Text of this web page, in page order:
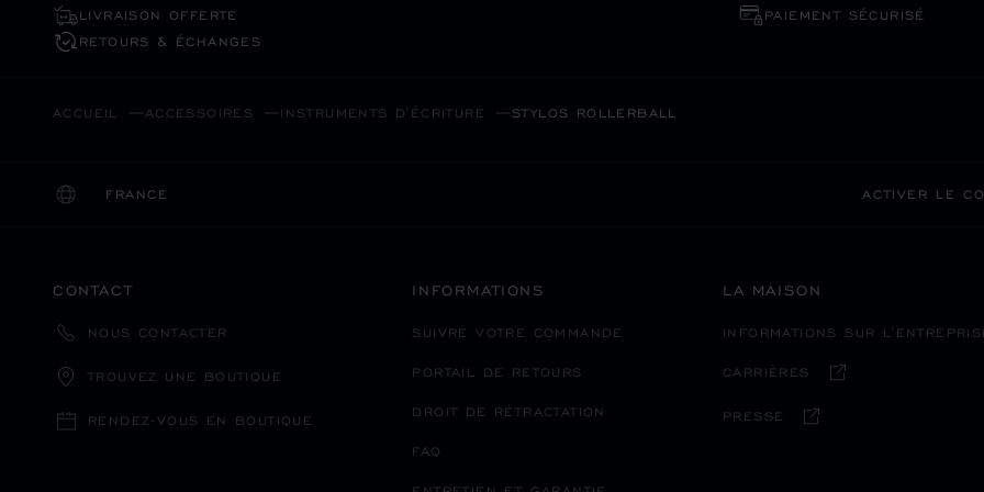
LIVRAISON OFFERTE
PAIEMENT SÉCURISÉ
RETOURS & ÉCHANGES
ACCUEIL ACCESSOIRES INSTRUMENTS D'ÉCRITURE STYLOS ROLLERBALL
FRANCE
LOCALISATION (CHANGER DE PAYS)
CHANGER DE PAYS ACTIVER LE
CONTACT
NOUS CONTACTER
TROUVEZ UNE BOUTIQUE
RENDEZ-VOUS EN BOUTIQUE
INFORMATIONS
SUIVRE VOTRE COMMANDE
PORTAIL DE RETOURS
DROIT DE RÉTRACTATION
FAQ
LA MAISON
INFORMATIONS SUR
CARRIÈRES
PRESSE